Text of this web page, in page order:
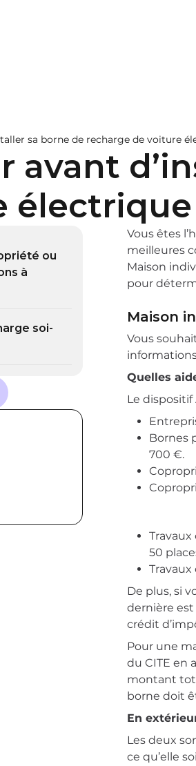
sa borne de recharge de voiture
avant
électrique
ou
à
soi-
Vous êtes
meilleures
Maison
pour
Maison
Vous
Quelles
Le
Bornes
700 €.
50
Travaux
De plus, si
dernière est
crédit
Pour une
du CITE en
montant
borne doit
En
Les deux
ce qu’elle